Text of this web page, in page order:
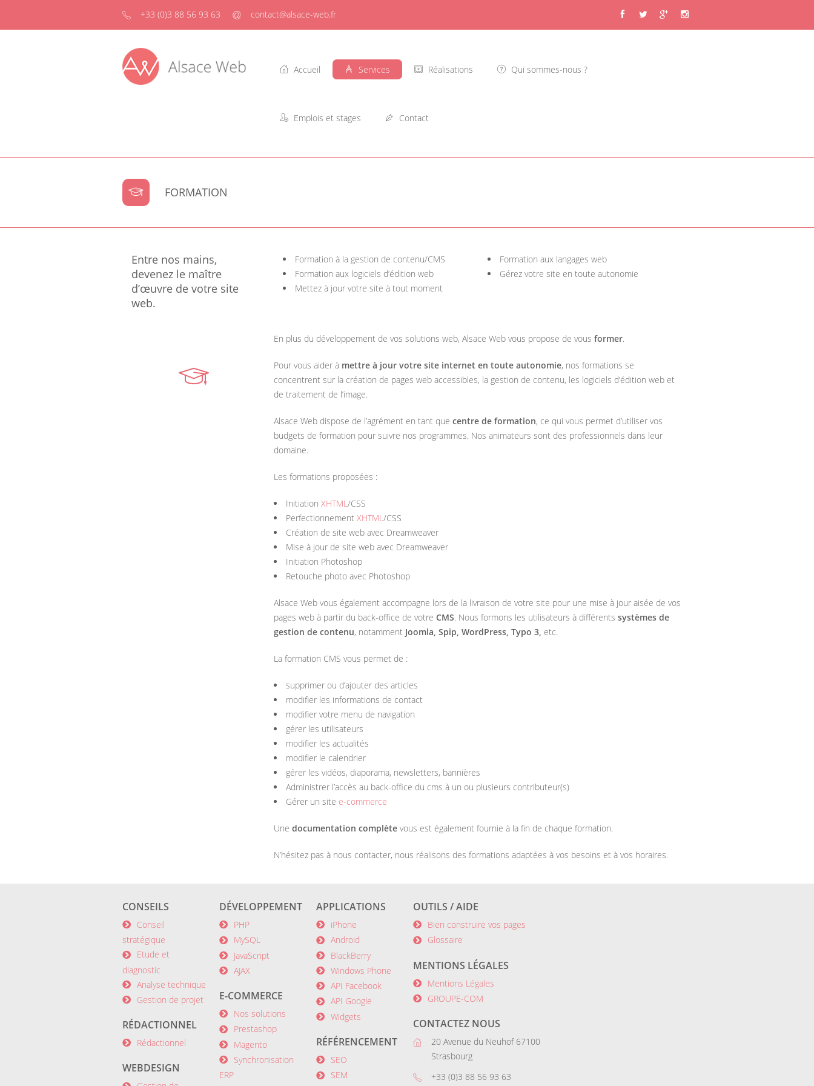
+33 (0)3 88 56 93 63 contact@alsace-web.fr
Accueil Services Réalisations Qui sommes-nous ?
Emplois et stages Contact
FORMATION
Entre nos mains,
devenez le maître
d’œuvre de votre site
web.
Formation à la gestion de contenu/CMS
Formation aux logiciels d’édition web
Mettez à jour votre site à tout moment
Formation aux langages web
Gérez votre site en toute autonomie
En plus du développement de vos solutions web, Alsace Web vous propose de vous former.
Pour vous aider à mettre à jour votre site internet en toute autonomie, nos formations se
concentrent sur la création de pages web accessibles, la gestion de contenu, les logiciels d’édition web et
de traitement de l’image.
Alsace Web dispose de l’agrément en tant que centre de formation, ce qui vous permet d’utiliser vos
budgets de formation pour suivre nos programmes. Nos animateurs sont des professionnels dans leur
domaine.
Les formations proposées :
Initiation XHTML/CSS
Perfectionnement XHTML/CSS
Création de site web avec Dreamweaver
Mise à jour de site web avec Dreamweaver
Initiation Photoshop
Retouche photo avec Photoshop
Alsace Web vous également accompagne lors de la livraison de votre site pour une mise à jour aisée de vos
pages web à partir du back-office de votre CMS. Nous formons les utilisateurs à différents systèmes de
gestion de contenu, notamment Joomla, Spip, WordPress, Typo 3, etc.
La formation CMS vous permet de :
supprimer ou d’ajouter des articles
modifier les informations de contact
modifier votre menu de navigation
gérer les utilisateurs
modifier les actualités
modifier le calendrier
gérer les vidéos, diaporama, newsletters, bannières
Administrer l’accès au back-office du cms à un ou plusieurs contributeur(s)
Gérer un site e-commerce
Une documentation complète vous est également fournie à la fin de chaque formation.
N’hésitez pas à nous contacter, nous réalisons des formations adaptées à vos besoins et à vos horaires.
CONSEILS
Conseil
stratégique
Etude et
diagnostic
Analyse technique
Gestion de projet
RÉDACTIONNEL
Rédactionnel
WEBDESIGN
DÉVELOPPEMENT
PHP
MySQL
JavaScript
AJAX
E-COMMERCE
Nos solutions
Prestashop
Magento
Synchronisation
ERP
APPLICATIONS
iPhone
Android
BlackBerry
Windows Phone
API Facebook
API Google
Widgets
RÉFÉRENCEMENT
SEO
SEM
OUTILS / AIDE
Bien construire vos pages
Glossaire
MENTIONS LÉGALES
Mentions Légales
GROUPE-COM
CONTACTEZ NOUS
20 Avenue du Neuhof 67100
Strasbourg
+33 (0)3 88 56 93 63